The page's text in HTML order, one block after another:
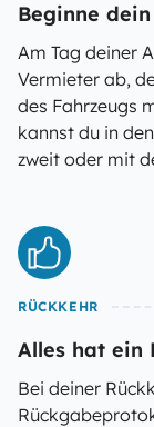
Beginne
Am Tag deiner
Vermieter ab,
des Fahrzeugs
kannst du in
zweit oder mit
RÜCKKEHR
Alles hat ein
Bei deiner